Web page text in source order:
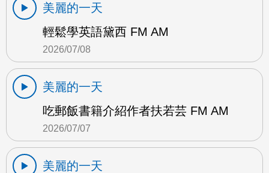
美麗的一天
輕鬆學英語黛西 FM AM
2026/07/08
美麗的一天
吃郵飯書籍介紹作者扶若芸 FM AM
2026/07/07
美麗的一天